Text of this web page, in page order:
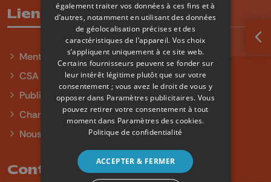
Liens utiles
Mentions légales
CSA
Publicité
Charte sur l'égalité et la diversité
Nous contacter
Contact
également traiter vos données à ces fins et à
d’autres, notamment en utilisant des données
de géolocalisation précises et des
caractéristiques de l’appareil. Vos choix
s’appliquent uniquement à ce site web.
Certains fournisseurs peuvent se fonder sur
leur intérêt légitime plutôt que sur votre
consentement ; vous avez le droit de vous y
opposer dans Paramètres publicitaires. Vous
pouvez retirer votre consentement à tout
moment dans Paramètres des cookies.
Politique de confidentialité
ACCEPTER & FERMER